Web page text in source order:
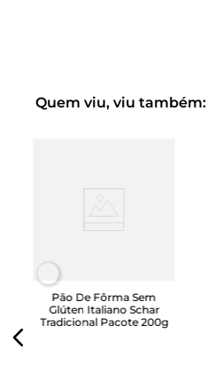
Quem viu, viu também:
Pão De Fôrma Sem
Glúten Italiano Schar
Tradicional Pacote 200g